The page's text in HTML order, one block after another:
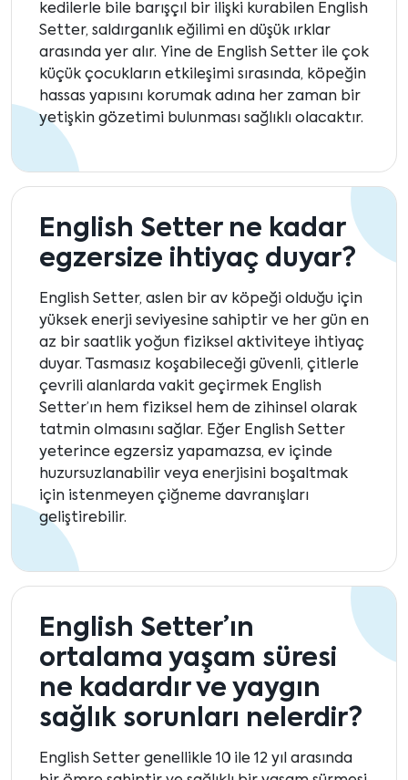
kedilerle bile barışçıl bir ilişki kurabilen English
Setter, saldırganlık eğilimi en düşük ırklar
arasında yer alır. Yine de English Setter ile çok
küçük çocukların etkileşimi sırasında, köpeğin
hassas yapısını korumak adına her zaman bir
yetişkin gözetimi bulunması sağlıklı olacaktır.
English Setter ne kadar
egzersize ihtiyaç duyar?
English Setter, aslen bir av köpeği olduğu için
yüksek enerji seviyesine sahiptir ve her gün en
az bir saatlik yoğun fiziksel aktiviteye ihtiyaç
duyar. Tasmasız koşabileceği güvenli, çitlerle
çevrili alanlarda vakit geçirmek English
Setter’ın hem fiziksel hem de zihinsel olarak
tatmin olmasını sağlar. Eğer English Setter
yeterince egzersiz yapamazsa, ev içinde
huzursuzlanabilir veya enerjisini boşaltmak
için istenmeyen çiğneme davranışları
geliştirebilir.
English Setter’ın
ortalama yaşam süresi
ne kadardır ve yaygın
sağlık sorunları nelerdir?
English Setter genellikle 10 ile 12 yıl arasında